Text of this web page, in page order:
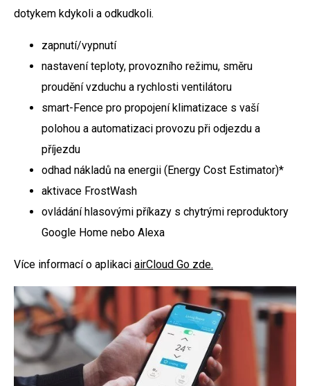
dotykem kdykoli a odkudkoli.
zapnutí/vypnutí
nastavení teploty, provozního režimu, směru
proudění vzduchu a rychlosti ventilátoru
smart-Fence pro propojení klimatizace s vaší
polohou a automatizaci provozu při odjezdu a
příjezdu
odhad nákladů na energii (Energy Cost Estimator)*
aktivace FrostWash
ovládání hlasovými příkazy s chytrými reproduktory
Google Home nebo Alexa
Více informací o aplikaci airCloud Go zde.